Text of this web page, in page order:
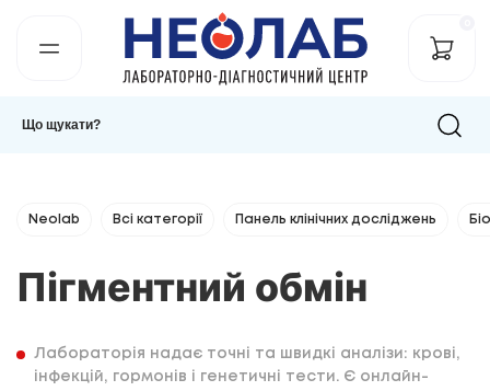
Neolab Всі категорії Панель клінічних досліджень
Пігментний обмін
Лабораторія надає точні та швидкі аналізи: крові,
інфекцій, гормонів і генетичні тести. Є онлайн-